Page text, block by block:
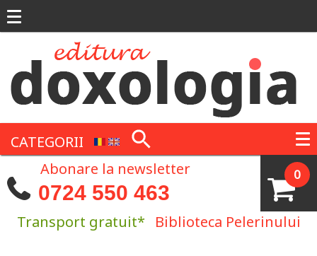
CATEGORII
0
Abonare la newsletter
0724 550 463
Transport gratuit* Biblioteca Pelerinului